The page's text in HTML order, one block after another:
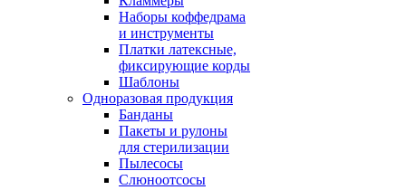
Наборы коффедрама
и инструменты
Платки латексные,
фиксирующие корды
Шаблоны
Одноразовая продукция
Банданы
Пакеты и рулоны
для стерилизации
Пылесосы
Слюноотсосы